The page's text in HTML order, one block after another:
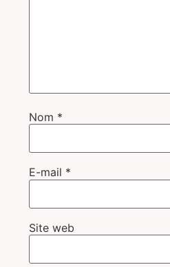
Nom *
E-mail *
Site web